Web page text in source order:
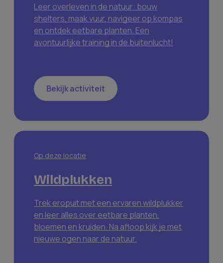
Leer overleven in de natuur: bouw
shelters, maak vuur, navigeer op kompas
en ontdek eetbare planten. Een
avontuurlijke training in de buitenlucht!
Bekijk activiteit
Op deze locatie
Wildplukken
Trek eropuit met een ervaren wildplukker
en leer alles over eetbare planten,
bloemen en kruiden. Na afloop kijk je met
nieuwe ogen naar de natuur.